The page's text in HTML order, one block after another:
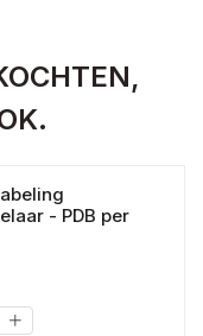
- PDB per